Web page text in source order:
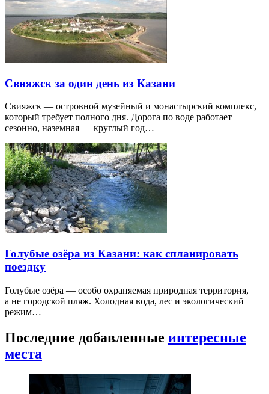
Свияжск за один день из Казани
Свияжск — островной музейный и монастырский комплекс,
который требует полного дня. Дорога по воде работает
сезонно, наземная — круглый год…
Голубые озёра из Казани: как спланировать
поездку
Голубые озёра — особо охраняемая природная территория,
а не городской пляж. Холодная вода, лес и экологический
режим…
Последние добавленные интересные
места